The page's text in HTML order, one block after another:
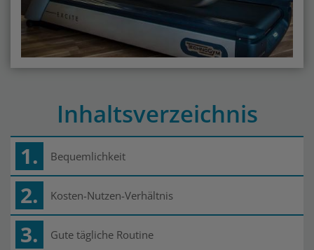
Inhaltsverzeichnis
1. Bequemlichkeit
2. Kosten-Nutzen-Verhältnis
3. Gute tägliche Routine